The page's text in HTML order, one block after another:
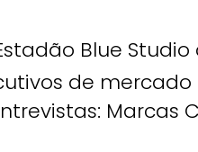
Blue
de
Marcas